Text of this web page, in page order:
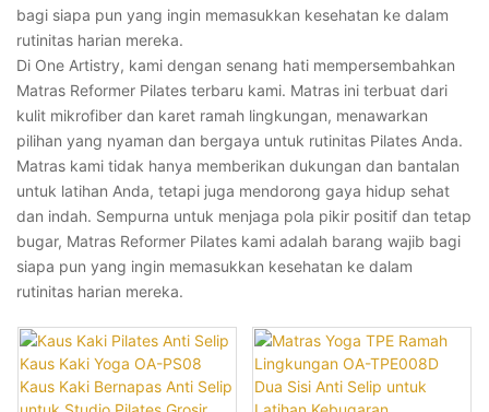
bagi siapa pun yang ingin memasukkan kesehatan ke dalam
rutinitas harian mereka.
Di One Artistry, kami dengan senang hati mempersembahkan
Matras Reformer Pilates terbaru kami. Matras ini terbuat dari
kulit mikrofiber dan karet ramah lingkungan, menawarkan
pilihan yang nyaman dan bergaya untuk rutinitas Pilates Anda.
Matras kami tidak hanya memberikan dukungan dan bantalan
untuk latihan Anda, tetapi juga mendorong gaya hidup sehat
dan indah. Sempurna untuk menjaga pola pikir positif dan tetap
bugar, Matras Reformer Pilates kami adalah barang wajib bagi
siapa pun yang ingin memasukkan kesehatan ke dalam
rutinitas harian mereka.